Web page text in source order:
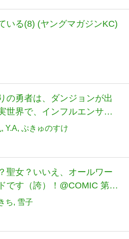
いる(8) (ヤングマガジンKC)
の勇者は、ダンジョンが出
世界で、インフルエンサー
を稼ぎます! 7 (ヒューコミッ
Y.A ぷきゅのすけ
聖女？いいえ、オールワー
です（誇）！@COMIC 第8
コミックス)
ち 雪子